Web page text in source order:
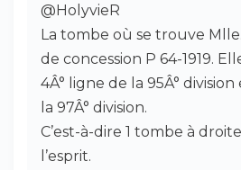
@HolyvieR
La tombe où se trouve
de concession P 64-1919.
4Â° ligne de la 95Â°
la 97Â° division.
C’est-à-dire 1 tombe à
l’esprit.